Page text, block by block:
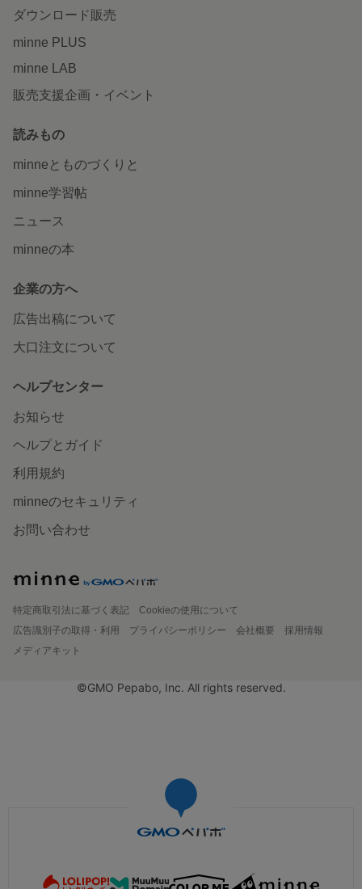
ダウンロード販売
minne PLUS
minne LAB
販売支援企画・イベント
読みもの
minneとものづくりと
minne学習帖
ニュース
minneの本
企業の方へ
広告出稿について
大口注文について
ヘルプセンター
お知らせ
ヘルプとガイド
利用規約
minneのセキュリティ
お問い合わせ
特定商取引法に基づく表記
Cookieの使用について
広告識別子の取得・利用
プライバシーポリシー 会社概要
採用情報
メディアキット
©GMO Pepabo, Inc. All rights reserved.